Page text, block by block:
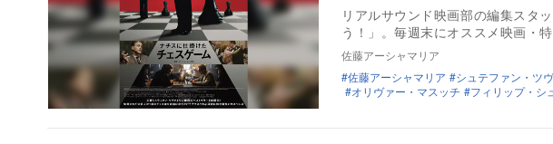
リアルサウンド映画部の編集スタ
う！」。毎週末にオススメ映画・
佐藤アーシャマリア
佐藤アーシャマリア
シュテファン・ツ
オリヴァー・マスッチ
フィリップ・シ